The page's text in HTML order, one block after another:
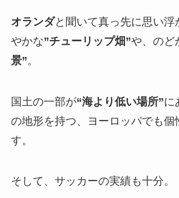
オランダと聞いて真っ先に思い浮
やかな”チューリップ畑”や、のど
景”。
国土の一部が“海より低い場所”に
の地形を持つ、ヨーロッパでも個
す。
そして、サッカーの実績も十分。